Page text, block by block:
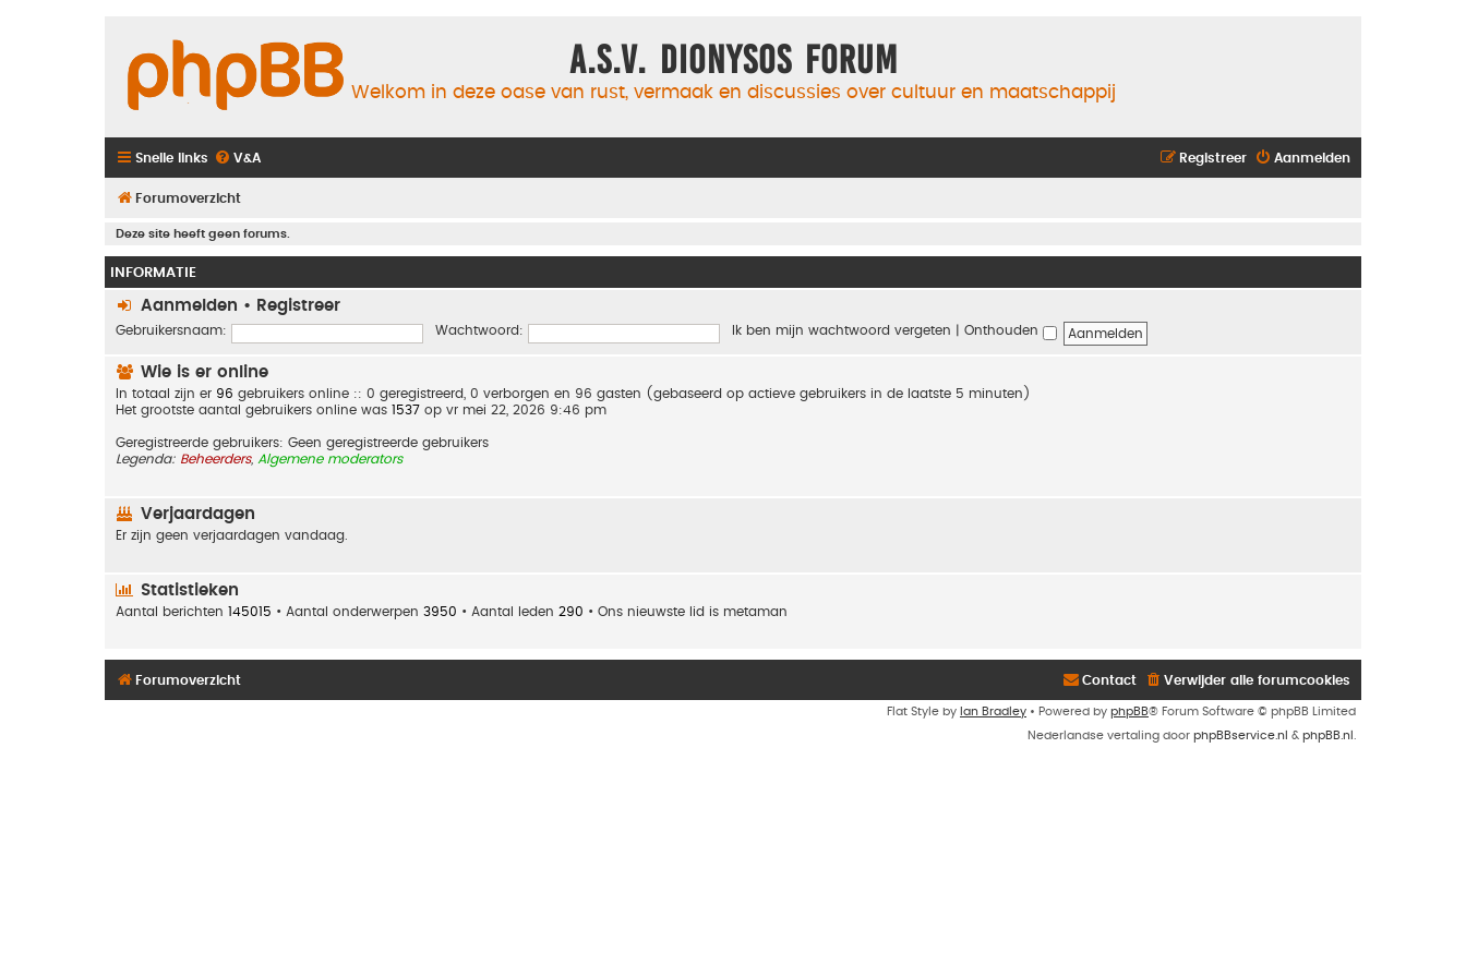
A.S.V. Dionysos Forum
Welkom in deze oase van rust, vermaak en discussies over cultuur en maatschappij
Snelle links V&A Aanmelden
Registreer
Forumoverzicht
Deze site heeft geen forums.
INFORMATIE
Aanmelden • Registreer
Gebruikersnaam: Wachtwoord: Ik ben mijn wachtwoord vergeten Onthouden
Wie is er online
In totaal zijn er 96 gebruikers online :: 0 geregistreerd, 0 verborgen en 96 gasten (gebaseerd op actieve gebruikers in de laatste 5 minuten)
Het grootste aantal gebruikers online was 1537 op vr mei 22, 2026 9:46 pm
Geregistreerde gebruikers: Geen geregistreerde gebruikers
Legenda: Beheerders, Algemene moderators
Verjaardagen
Er zijn geen verjaardagen vandaag.
Statistieken
Aantal berichten 145015 • Aantal onderwerpen 3950 • Aantal leden 290 • Ons nieuwste lid is metaman
Forumoverzicht Verwijder alle forumcookies
Contact
Flat Style by Ian Bradley • Powered by phpBB® Forum Software © phpBB Limited
Nederlandse vertaling door phpBBservice.nl & phpBB.nl